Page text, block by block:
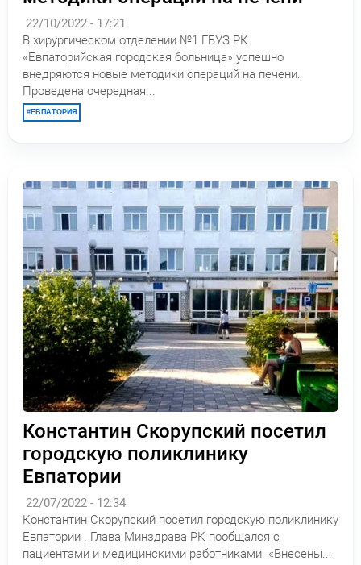
22/10/2022 - 17:21
В хирургическом отделении №1 ГБУЗ РК
«Евпаторийская городская больница» успешно
внедряются новые методики операций на печени.
Проведена очередная...
ЕВПАТОРИЯ
Константин Скорупский посетил
городскую поликлинику
Евпатории
22/07/2022 - 12:34
Константин Скорупский посетил городскую поликлинику
Евпатории . Глава Минздрава РК пообщался с
пациентами и медицинскими работниками. «Внесены...